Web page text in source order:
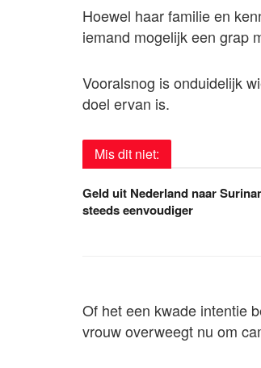
Hoewel haar familie en
iemand mogelijk een grap
Vooralsnog is onduidelijk
doel ervan is.
Mis dit niet:
Geld uit Nederland naar
steeds eenvoudiger
Of het een kwade intentie
vrouw overweegt nu om